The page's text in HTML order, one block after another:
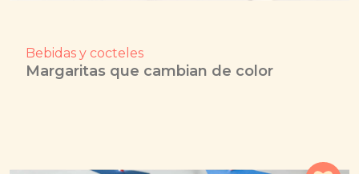
Bebidas y cocteles
Margaritas que cambian de color